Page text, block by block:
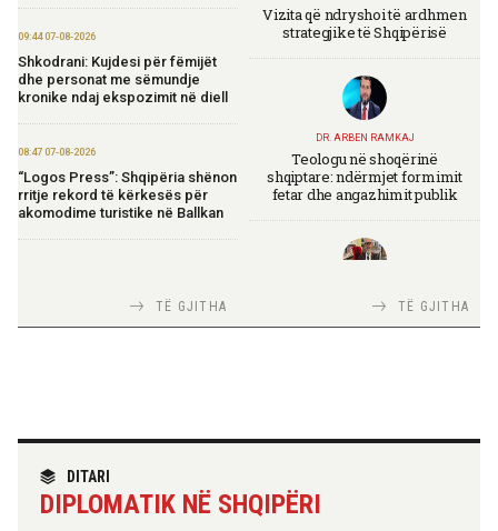
09:44 07-08-2026
Shkodrani: Kujdesi për fëmijët
dhe personat me sëmundje
kronike ndaj ekspozimit në diell
08:47 07-08-2026
“Logos Press”: Shqipëria shënon
rritje rekord të kërkesës për
akomodime turistike në Ballkan
platformën e re elektronike të
prokurimeve
zhvillimit ekonomik të vendit
16:51 06-08-2026
TË GJITHA
Vizita që ndryshoi të ardhmen
strategjike të Shqipërisë
DR. ARBEN RAMKAJ
Teologu në shoqërinë
shqiptare: ndërmjet formimit
fetar dhe angazhimit publik
TIRANA DIPLOMAT
TIRANA DIPLOMAT
Skënderbeut dhe Ismail
TË GJITHA
DITARI
DIPLOMATIK NË SHQIPËRI